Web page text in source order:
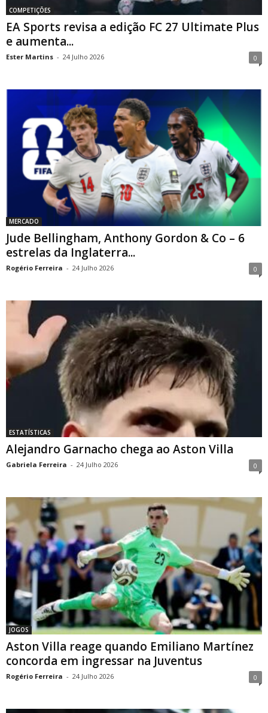
COMPETIÇÕES
EA Sports revisa a edição FC 27 Ultimate Plus
e aumenta...
Ester Martins - 24 Julho 2026 0
MERCADO
Jude Bellingham, Anthony Gordon & Co – 6
estrelas da Inglaterra...
Rogério Ferreira - 24 Julho 2026 0
ESTATÍSTICAS
Alejandro Garnacho chega ao Aston Villa
Gabriela Ferreira - 24 Julho 2026 0
JOGOS
Aston Villa reage quando Emiliano Martínez
concorda em ingressar na Juventus
Rogério Ferreira - 24 Julho 2026 0